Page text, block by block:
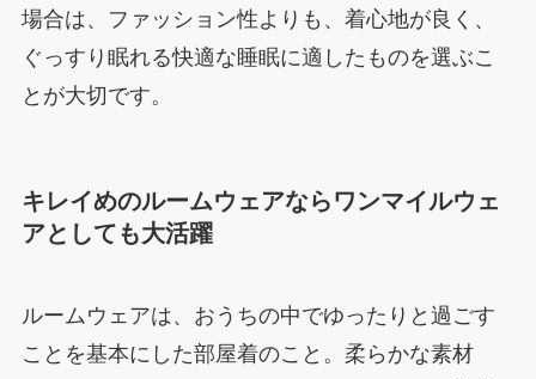
場合は、ファッション性よりも、着心地が良く、
ぐっすり眠れる快適な睡眠に適したものを選ぶこ
とが大切です。
キレイめのルームウェアならワンマイルウェ
アとしても大活躍
ルームウェアは、おうちの中でゆったりと過ごす
ことを基本にした部屋着のこと。柔らかな素材